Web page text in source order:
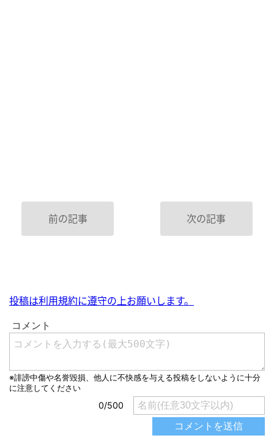
前の記事 次の記事
投稿は利用規約に遵守の上お願いします。